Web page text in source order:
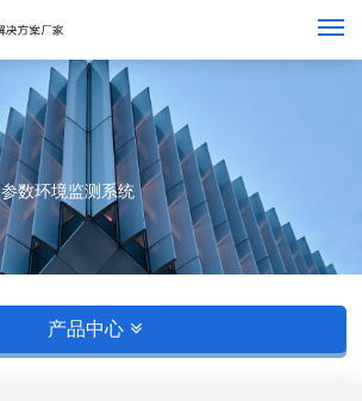
数环境监测系统
产品中心